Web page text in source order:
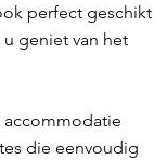
perfect geschikt
geniet van het
accommodatie
die eenvoudig